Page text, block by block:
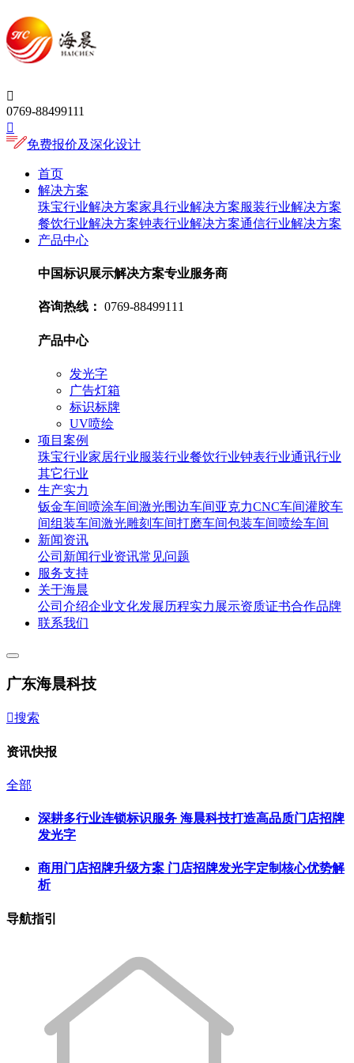

0769-88499111

免费报价及深化设计
首页
解决方案
珠宝行业解决方案家具行业解决方案服装行业解决方案
餐饮行业解决方案钟表行业解决方案通信行业解决方案
产品中心
中国标识展示解决方案专业服务商
咨询热线： 0769-88499111
产品中心
发光字
广告灯箱
标识标牌
UV喷绘
项目案例
珠宝行业家居行业服装行业餐饮行业钟表行业通讯行业
其它行业
生产实力
钣金车间喷涂车间激光围边车间亚克力CNC车间灌胶车
间组装车间激光雕刻车间打磨车间包装车间喷绘车间
新闻资讯
公司新闻行业资讯常见问题
服务支持
关于海晨
公司介绍企业文化发展历程实力展示资质证书合作品牌
联系我们
广东海晨科技
搜索
资讯快报
全部
深耕多行业连锁标识服务 海晨科技打造高品质门店招牌
发光字
商用门店招牌升级方案 门店招牌发光字定制核心优势解
析
导航指引